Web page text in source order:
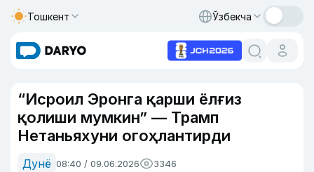
Тошкент Ўзбекча
“Исроил Эронга қарши ёлғиз
қолиши мумкин” — Трамп
Нетаньяхуни огоҳлантирди
Дунё 08:40 / 09.06.2026 3346